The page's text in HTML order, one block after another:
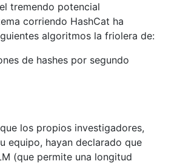
tremendo potencial
corriendo HashCat ha
algoritmos la friolera de:
de hashes por segundo
los propios investigadores,
equipo, hayan declarado que
(que permite una longitud